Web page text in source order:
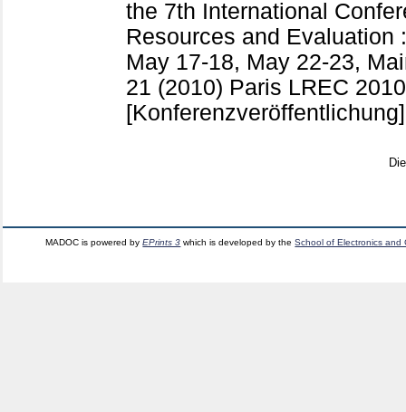
the 7th International
Resources and Evaluation
May 17-18, May 22-23,
21 (2010) Paris LREC
[Konferenzveröffentlichung]
MADOC is powered byEPrints 3 which is developed by theSchool of Electronics and